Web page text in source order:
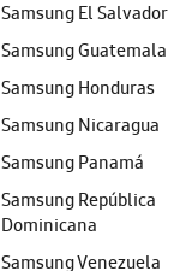
Samsung El Salvador
Samsung Guatemala
Samsung Honduras
Samsung Nicaragua
Samsung Panamá
Samsung República
Dominicana
Samsung Venezuela